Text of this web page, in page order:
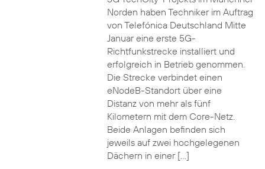
Norden haben Techniker im Auftrag
von Telefónica Deutschland Mitte
Januar eine erste 5G-
Richtfunkstrecke installiert und
erfolgreich in Betrieb genommen.
Die Strecke verbindet einen
eNodeB-Standort über eine
Distanz von mehr als fünf
Kilometern mit dem Core-Netz.
Beide Anlagen befinden sich
jeweils auf zwei hochgelegenen
Dächern in einer […]